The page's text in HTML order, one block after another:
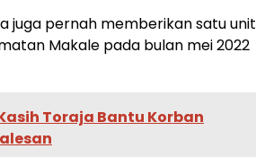
juga pernah memberikan satu unit
Makale pada bulan mei 2022
Toraja Bantu Korban